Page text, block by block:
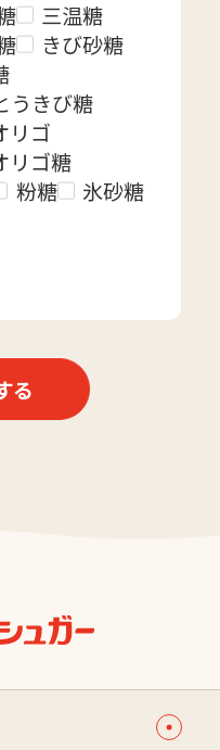
三温糖
きび砂糖
うきび糖
リゴ
リゴ糖
粉糖
氷砂糖
る